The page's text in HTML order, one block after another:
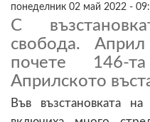
понеделник 02 май 2022 -
С
свобода.
почете 146-
Априлското
Във възстановката